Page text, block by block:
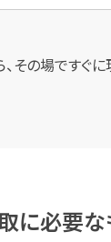
その場ですぐ
に必要